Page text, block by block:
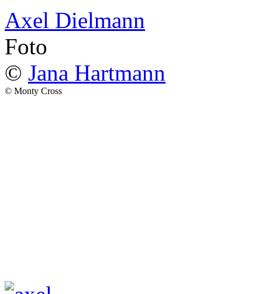
Axel Dielmann
Foto
© Jana Hartmann
© Monty Cross